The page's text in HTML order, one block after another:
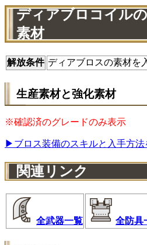
ディアブロコイル
素材
解放条件 ディアブロスの素材を
生産素材と強化素材
※確認済のグレードのみ表示
▶ブロス装備のスキルと入手方法
関連リンク
全武器一覧 全防具